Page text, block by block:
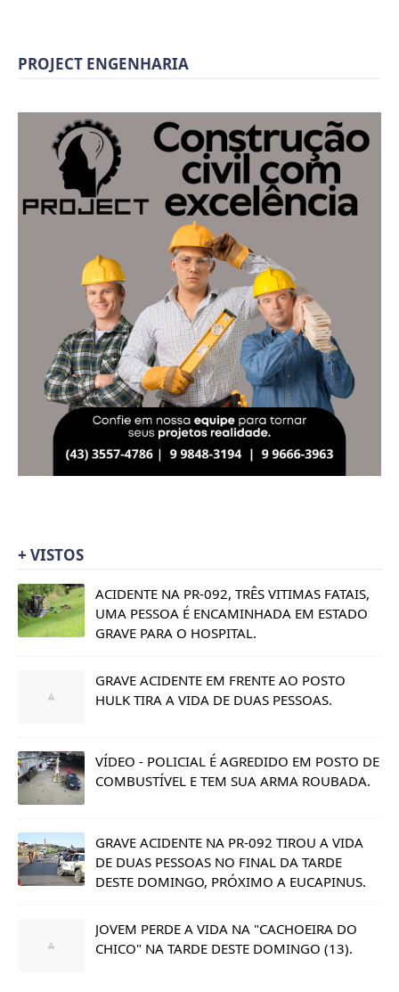
PROJECT ENGENHARIA
+ VISTOS
ACIDENTE NA PR-092, TRÊS VITIMAS FATAIS,
UMA PESSOA É ENCAMINHADA EM ESTADO
GRAVE PARA O HOSPITAL.
GRAVE ACIDENTE EM FRENTE AO POSTO
HULK TIRA A VIDA DE DUAS PESSOAS.
VÍDEO - POLICIAL É AGREDIDO EM POSTO DE
COMBUSTÍVEL E TEM SUA ARMA ROUBADA.
GRAVE ACIDENTE NA PR-092 TIROU A VIDA
DE DUAS PESSOAS NO FINAL DA TARDE
DESTE DOMINGO, PRÓXIMO A EUCAPINUS.
JOVEM PERDE A VIDA NA "CACHOEIRA DO
CHICO" NA TARDE DESTE DOMINGO (13).